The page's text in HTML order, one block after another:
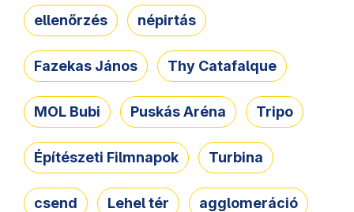
ellenőrzés népirtás
Fazekas János Thy Catafalque
MOL Bubi Puskás Aréna Tripo
Építészeti Filmnapok Turbina
csend Lehel tér agglomeráció